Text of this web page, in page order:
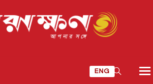
ENG